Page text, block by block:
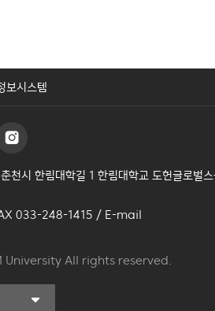
보시스템
시 한림대학길 1 한림대학교 도헌글로벌
033-248-1415 / E-mail
University All rights reserved.